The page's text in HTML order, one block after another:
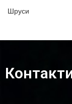
Шруси